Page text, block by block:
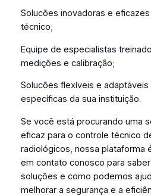
Solucões inovadoras e
técnico;
Equipe de especialistas
medições e calibração;
Solucões flexíveis e
específicas da sua instituição.
Se você está procurando uma
eficaz para o controle técnico
radiológicos, nossa plataforma
em contato conosco para
soluções e como podemos
melhorar a segurança e a